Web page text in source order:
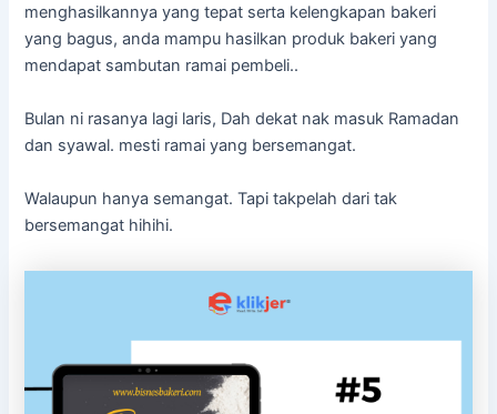
menghasilkannya yang tepat serta kelengkapan bakeri
yang bagus, anda mampu hasilkan produk bakeri yang
mendapat sambutan ramai pembeli..
Bulan ni rasanya lagi laris, Dah dekat nak masuk Ramadan
dan syawal. mesti ramai yang bersemangat.
Walaupun hanya semangat. Tapi takpelah dari tak
bersemangat hihihi.